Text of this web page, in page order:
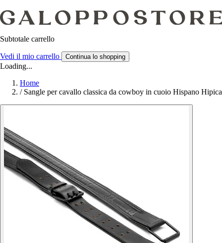
Subtotale carrello
Vedi il mio carrello Continua lo shopping
Loading...
Home
/ Sangle per cavallo classica da cowboy in cuoio Hispano Hipica